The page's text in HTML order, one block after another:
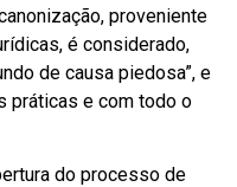
proveniente
é considerado,
de causa piedosa”, e
práticas e com todo o
do processo de